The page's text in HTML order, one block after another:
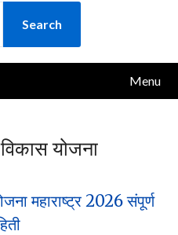
Menu
योजना
महाराष्ट्र 2026 संपूर्ण